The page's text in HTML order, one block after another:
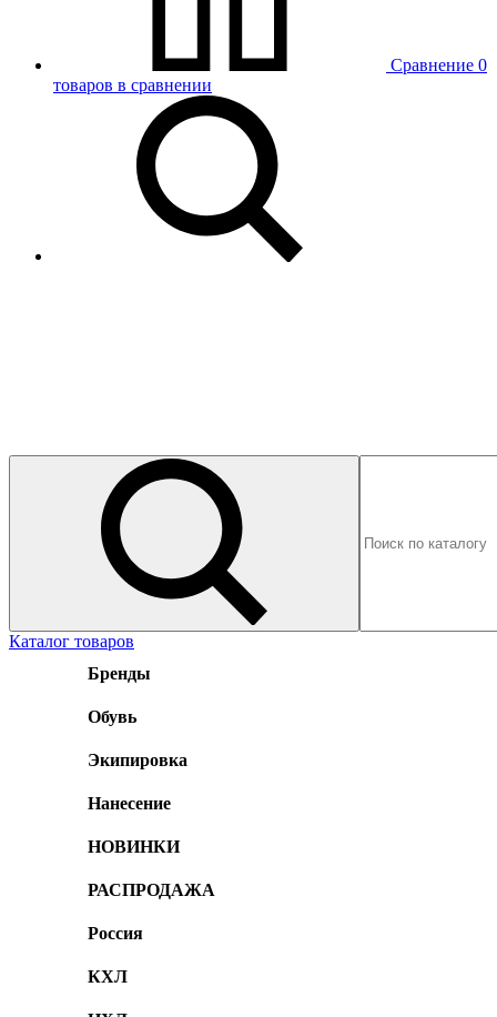
Сравнение 0
товаров в сравнении
Каталог товаров
Бренды
Обувь
Экипировка
Нанесение
НОВИНКИ
РАСПРОДАЖА
Россия
КХЛ